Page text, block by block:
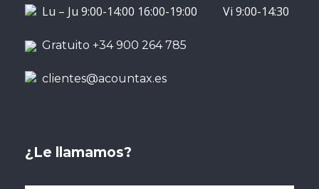
Lu – Ju 9:00-14:00 16:00-19:00 Vi 9:00-14:30
Gratuito +34 900 264 785
clientes@acountax.es
¿Le llamamos?